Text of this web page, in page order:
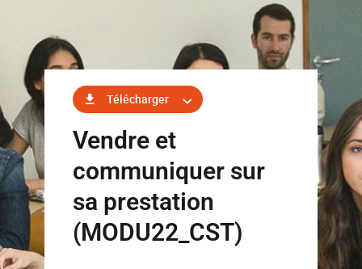
Télécharger
Vendre et
communiquer sur
sa prestation
(MODU22_CST)